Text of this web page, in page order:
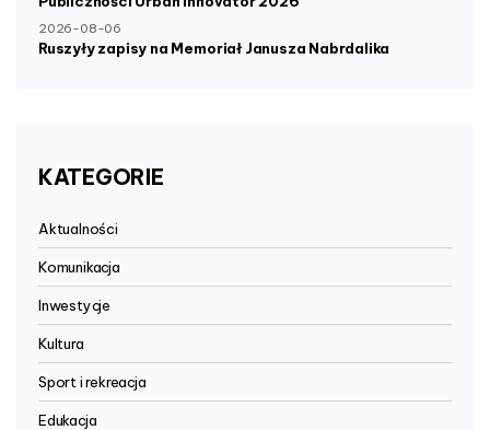
2026-08-06
Ruszyły zapisy na Memoriał Janusza Nabrdalika
KATEGORIE
Aktualności
Komunikacja
Inwestycje
Kultura
Sport i rekreacja
Edukacja